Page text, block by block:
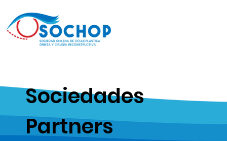
Sociedades
Partners